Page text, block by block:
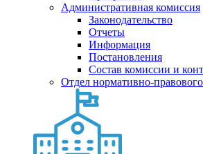
Административная комиссия
Законодательство
Отчеты
Информация
Постановления
Состав комиссии и
Отдел нормативно-